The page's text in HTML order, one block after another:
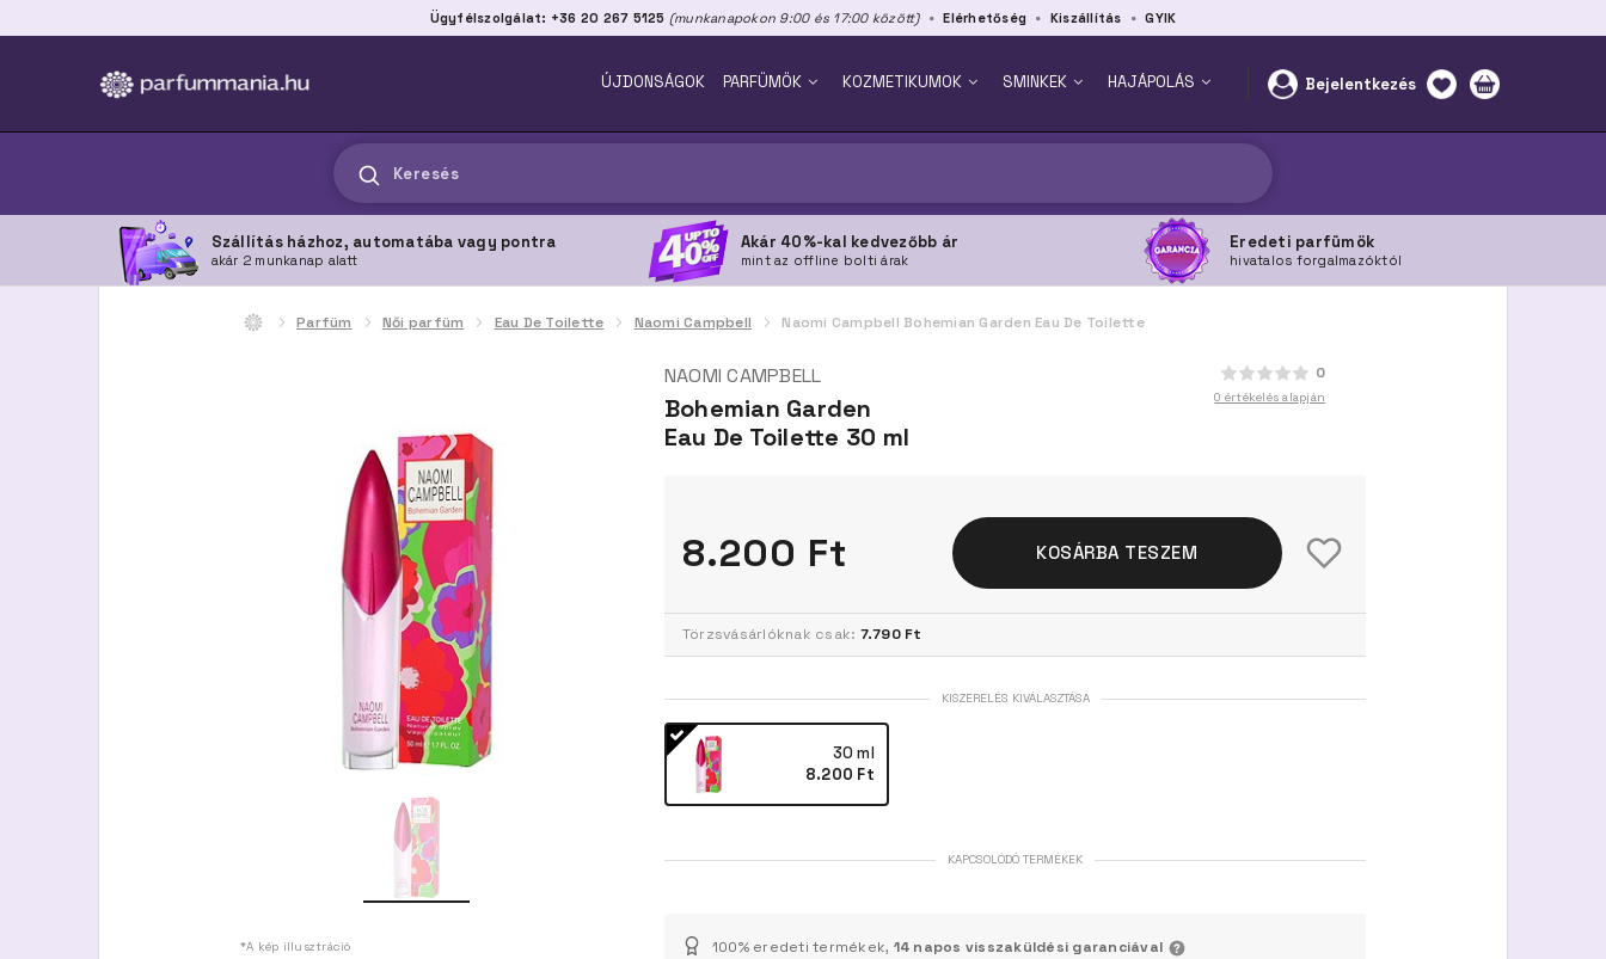
Ügyfélszolgálat: +36 20 267 5125 (munkanapokon 9:00 és 17:00 között) Elérhetőség Kiszállítás GYIK
ÚJDONSÁGOK PARFÜMÖK KOZMETIKUMOK SMINKEK HAJÁPOLÁS Bejelentkezés
Keresés
Szállítás házhoz, automatába vagy pontra
akár 2 munkanap alatt
Akár 40%-kal kedvezőbb ár
mint az offline bolti árak
Eredeti parfümök
hivatalos forgalmazóktól
Parfüm Női parfüm Eau De Toilette Naomi Campbell Naomi Campbell Bohemian Garden Eau De Toilette
*A kép illusztráció
0
0 értékelés alapján
NAOMI CAMPBELL
Bohemian Garden
Eau De Toilette 30 ml
8.200 Ft KOSÁRBA TESZEM
Törzsvásárlóknak csak: 7.790 Ft
KISZERELÉS KIVÁLASZTÁSA
30 ml
8.200 Ft
KAPCSOLÓDÓ TERMÉKEK
100% eredeti termékek, 14 napos visszaküldési garanciával